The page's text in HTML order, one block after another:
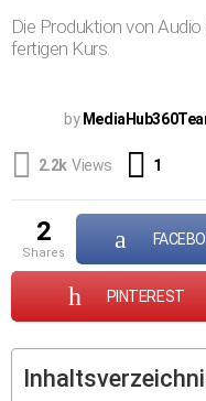
Die Produktion von
fertigen Kurs.
by
2.2k Views 1
2
shares
PINTEREST